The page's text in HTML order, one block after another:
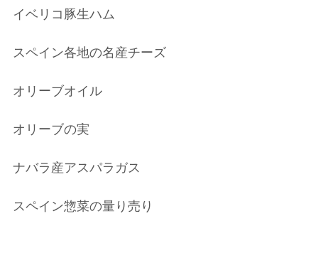
イベリコ豚生ハム
スペイン各地の名産チーズ
オリーブオイル
オリーブの実
ナバラ産アスパラガス
スペイン惣菜の量り売り